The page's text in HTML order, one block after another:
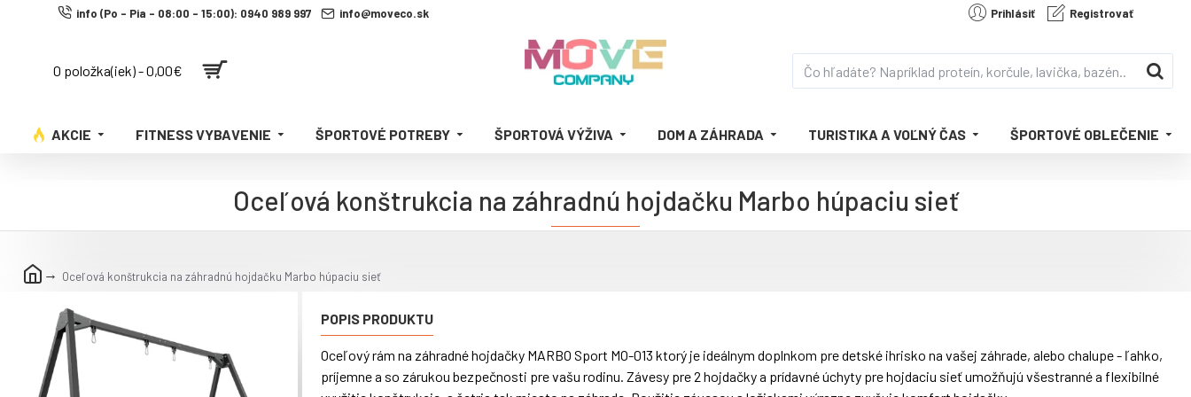
info (Po - Pia - 08:00 - 15:00): 0940 989 997 info@moveco.sk Prihlásiť Registrovať
0 položka(iek) - 0,00€
AKCIE FITNESS VYBAVENIE ŠPORTOVÉ POTREBY ŠPORTOVÁ VÝŽIVA DOM A ZÁHRADA TURISTIKA A VOĽNÝ ČAS ŠPORTOVÉ OBLEČENIE
Oceľová konštrukcia na záhradnú hojdačku Marbo húpaciu sieť
Oceľová konštrukcia na záhradnú hojdačku Marbo húpaciu sieť
POPIS PRODUKTU
Oceľový rám na záhradné hojdačky MARBO Sport MO-013 ktorý je ideálnym doplnkom pre detské ihrisko na vašej záhrade, alebo chalupe - ľahko,
príjemne a so zárukou bezpečnosti pre vašu rodinu. Závesy pre 2 hojdačky a prídavné úchyty pre hojdaciu sieť umožňujú všestranné a flexibilné